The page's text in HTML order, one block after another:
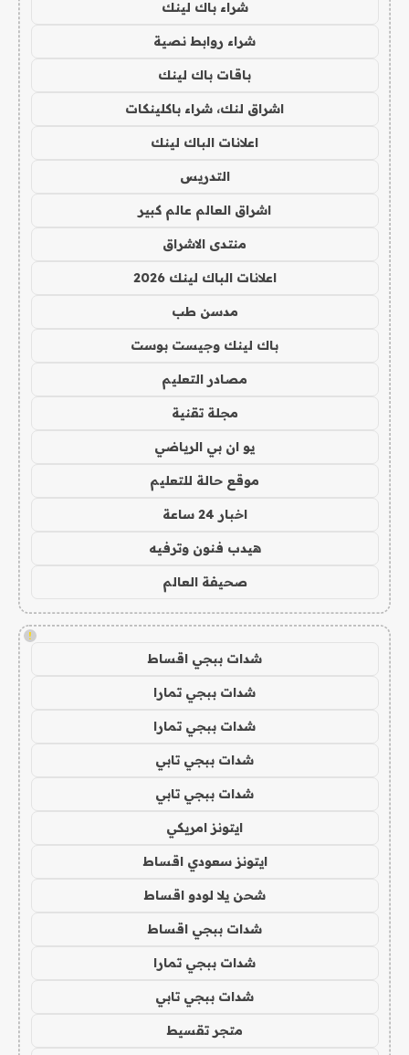
شراء باك لينك
شراء روابط نصية
باقات باك لينك
اشراق لنك، شراء باكلينكات
اعلانات الباك لينك
التدريس
اشراق العالم عالم كبير
منتدى الاشراق
اعلانات الباك لينك 2026
مدسن طب
باك لينك وجيست بوست
مصادر التعليم
مجلة تقنية
يو ان بي الرياضي
موقع حالة للتعليم
اخبار 24 ساعة
هيدب فنون وترفيه
صحيفة العالم
!
شدات ببجي اقساط
شدات ببجي تمارا
شدات ببجي تمارا
شدات ببجي تابي
شدات ببجي تابي
ايتونز امريكي
ايتونز سعودي اقساط
شحن يلا لودو اقساط
شدات ببجي اقساط
شدات ببجي تمارا
شدات ببجي تابي
متجر تقسيط